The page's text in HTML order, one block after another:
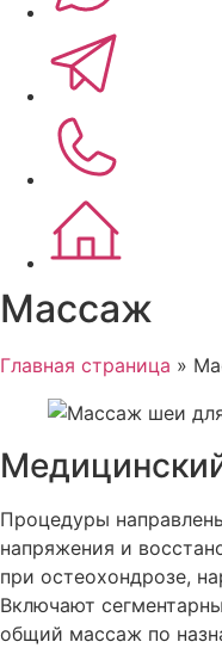
Массаж
Главная страница »
Процедуры
напряжения и
при остеохондрозе,
Включают
общий массаж по